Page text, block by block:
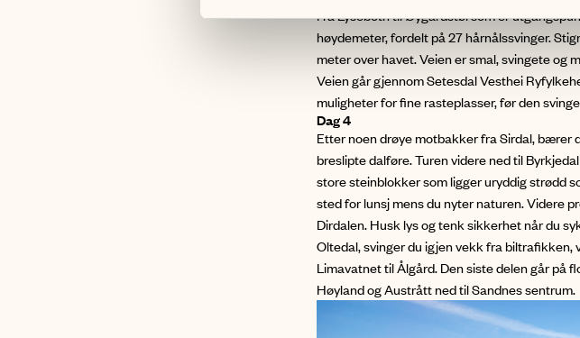
Fra Lysebotn til Øygardstøl som er
høydemeter, fordelt på 27 hårnålssvinger.
meter over havet. Veien er smal, svingete og
Veien går gjennom Setesdal Vesthei
muligheter for fine rasteplasser, før den
Dag 4
Etter noen drøye motbakker fra Sirdal,
breslipte dalføre. Turen videre ned til
store steinblokker som ligger uryddig strødd
sted for lunsj mens du nyter naturen. Videre
Dirdalen. Husk lys og tenk sikkerhet når du
Oltedal, svinger du igjen vekk fra
Limavatnet til Ålgård. Den siste delen går på
Høyland og Austrått ned til Sandnes sentrum.